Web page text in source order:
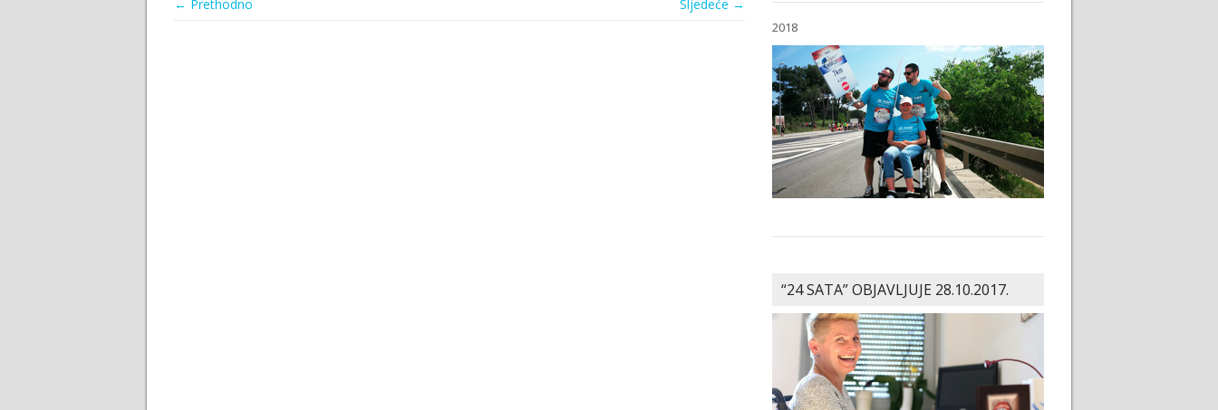
← Prethodno Sljedeće →
2018
“24 SATA” OBJAVLJUJE 28.10.2017.